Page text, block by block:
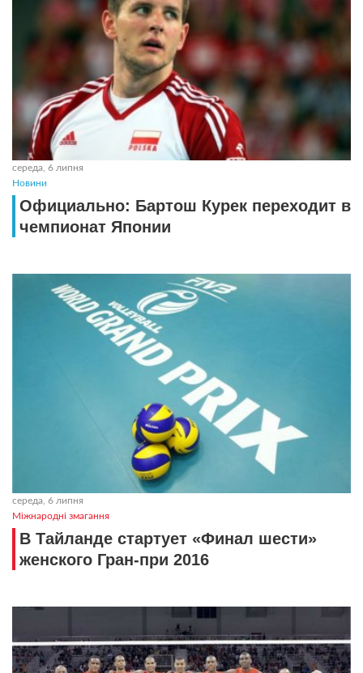
середа, 6 липня
Новини
Официально: Бартош Курек переходит в
чемпионат Японии
середа, 6 липня
Міжнародні змагання
В Тайланде стартует «Финал шести»
женского Гран-при 2016